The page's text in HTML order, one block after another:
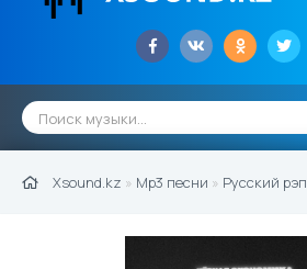
Xsound.kz » Mp3 песни » Русский рэп